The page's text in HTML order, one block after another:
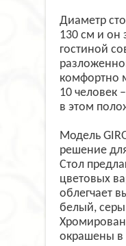
Диаметр
130 см и он
гостиной
комфортно
10 человек
в этом
Модель
решение
Стол
цветовых
облегчает
белый,
окрашены в